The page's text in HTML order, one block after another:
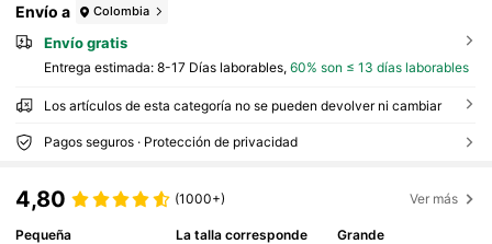
Envío a Colombia
Envío gratis
Entrega estimada: 8-17 Días laborables, 60% son ≤ 13 días laborables
Los artículos de esta categoría no se pueden devolver ni cambiar
Pagos seguros · Protección de privacidad
4,80 (1000+) Ver más
Pequeña
La talla corresponde
Grande